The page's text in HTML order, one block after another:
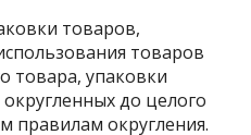
товаров,
товаров
товара, упаковки
до целого
правилам округления.